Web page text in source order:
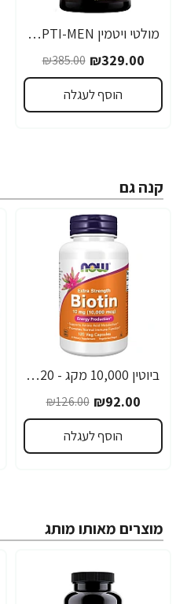
-15%
מולטי ויטמין OPTI-MEN לגברים - 240 טבליות מבית Optimum Nutrition
₪329.00
₪385.00
הוסף לעגלה
קנה גם
-27%
ביוטין 10,000 מקג - 120 כמוסות - כשר - מבית NOW FOODS
₪92.00
₪126.00
הוסף לעגלה
מוצרים מאותו מותג